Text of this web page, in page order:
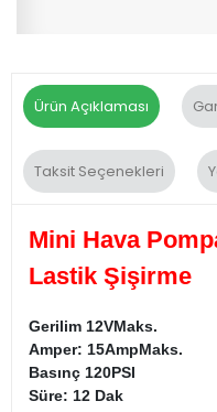
Ürün Açıklaması
Taksit Seçenekleri
Mini Hava
Lastik Şişirme
Gerilim 12VMaks.
Amper: 15AmpMaks.
Basınç 120PSI
Süre: 12 Dak